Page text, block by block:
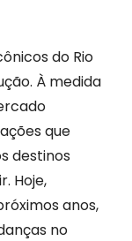
do Rio
À medida
que
destinos
Hoje,
anos,
no